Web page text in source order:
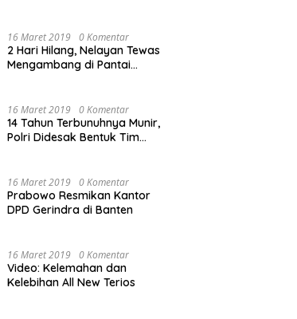
16 Maret 2019 0 Komentar
2 Hari Hilang, Nelayan Tewas
Mengambang di Pantai
16 Maret 2019 0 Komentar
14 Tahun Terbunuhnya Munir,
Polri Didesak Bentuk Tim
16 Maret 2019 0 Komentar
Prabowo Resmikan Kantor
DPD Gerindra di Banten
16 Maret 2019 0 Komentar
Video: Kelemahan dan
Kelebihan All New Terios